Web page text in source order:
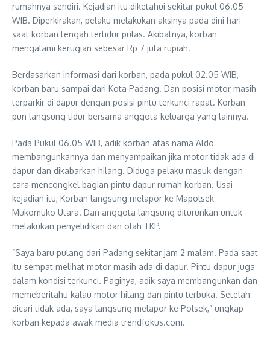
rumahnya sendiri. Kejadian itu diketahui sekitar pukul 06.05
WIB. Diperkirakan, pelaku melakukan aksinya pada dini hari
saat korban tengah tertidur pulas. Akibatnya, korban
mengalami kerugian sebesar Rp 7 juta rupiah.
Berdasarkan informasi dari korban, pada pukul 02.05 WIB,
korban baru sampai dari Kota Padang. Dan posisi motor masih
terparkir di dapur dengan posisi pintu terkunci rapat. Korban
pun langsung tidur bersama anggota keluarga yang lainnya.
Pada Pukul 06.05 WIB, adik korban atas nama Aldo
membangunkannya dan menyampaikan jika motor tidak ada di
dapur dan dikabarkan hilang. Diduga pelaku masuk dengan
cara mencongkel bagian pintu dapur rumah korban. Usai
kejadian itu, Korban langsung melapor ke Mapolsek
Mukomuko Utara. Dan anggota langsung diturunkan untuk
melakukan penyelidikan dan olah TKP.
”Saya baru pulang dari Padang sekitar jam 2 malam. Pada saat
itu sempat melihat motor masih ada di dapur. Pintu dapur juga
dalam kondisi terkunci. Paginya, adik saya membangunkan dan
memeberitahu kalau motor hilang dan pintu terbuka. Setelah
dicari tidak ada, saya langsung melapor ke Polsek,” ungkap
korban kepada awak media trendfokus.com.